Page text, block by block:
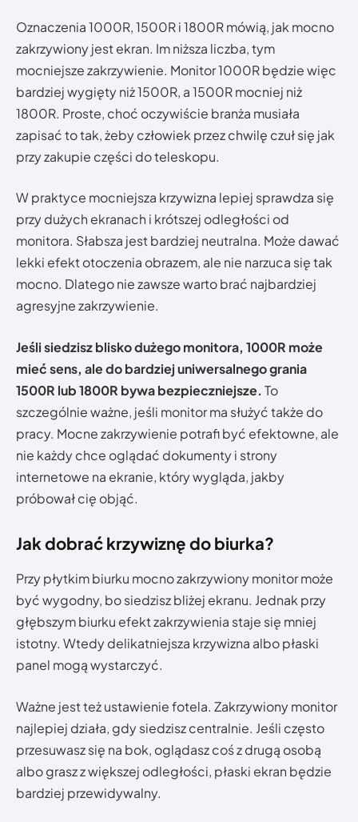
Oznaczenia 1000R, 1500R i 1800R mówią, jak mocno
zakrzywiony jest ekran. Im niższa liczba, tym
mocniejsze zakrzywienie. Monitor 1000R będzie więc
bardziej wygięty niż 1500R, a 1500R mocniej niż
1800R. Proste, choć oczywiście branża musiała
zapisać to tak, żeby człowiek przez chwilę czuł się jak
przy zakupie części do teleskopu.
W praktyce mocniejsza krzywizna lepiej sprawdza się
przy dużych ekranach i krótszej odległości od
monitora. Słabsza jest bardziej neutralna. Może dawać
lekki efekt otoczenia obrazem, ale nie narzuca się tak
mocno. Dlatego nie zawsze warto brać najbardziej
agresyjne zakrzywienie.
Jeśli siedzisz blisko dużego monitora, 1000R może
mieć sens, ale do bardziej uniwersalnego grania
1500R lub 1800R bywa bezpieczniejsze. To
szczególnie ważne, jeśli monitor ma służyć także do
pracy. Mocne zakrzywienie potrafi być efektowne, ale
nie każdy chce oglądać dokumenty i strony
internetowe na ekranie, który wygląda, jakby
próbował cię objąć.
Jak dobrać krzywiznę do biurka?
Przy płytkim biurku mocno zakrzywiony monitor może
być wygodny, bo siedzisz bliżej ekranu. Jednak przy
głębszym biurku efekt zakrzywienia staje się mniej
istotny. Wtedy delikatniejsza krzywizna albo płaski
panel mogą wystarczyć.
Ważne jest też ustawienie fotela. Zakrzywiony monitor
najlepiej działa, gdy siedzisz centralnie. Jeśli często
przesuwasz się na bok, oglądasz coś z drugą osobą
albo grasz z większej odległości, płaski ekran będzie
bardziej przewidywalny.